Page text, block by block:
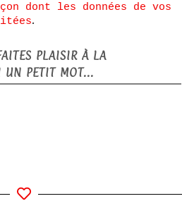
dont les données de vos
.
PLAISIR À LA
UN PETIT MOT...